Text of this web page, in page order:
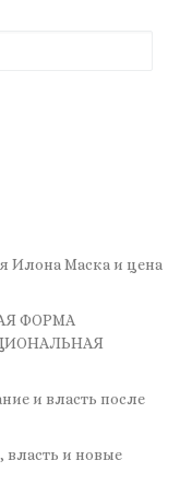
Маска и цена
ФОРМА
и власть после
и новые